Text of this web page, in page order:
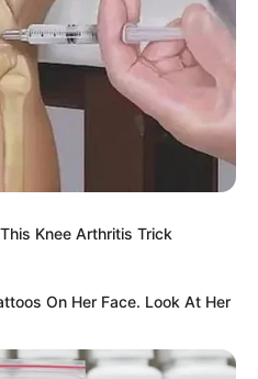
Knee Arthritis Trick
On Her Face. Look At Her